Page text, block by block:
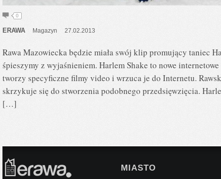
0
ERAWA Magazyn 27.02.2013
Rawa Mazowiecka będzie miała swój klip promujący taniec
śpieszymy z wyjaśnieniem. Harlem Shake to nowe
tworzy specyficzne filmy video i wrzuca je do Internetu.
skrzykuje się do stworzenia podobnego przedsięwzięcia.
[…]
MIASTO